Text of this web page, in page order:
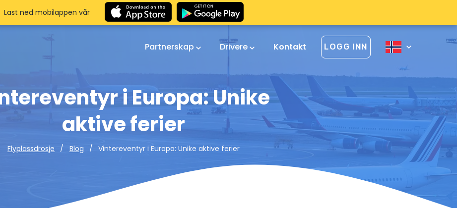
Partnerskap Drivere Kontakt LOGG INN
i Europa: Unike
aktive ferier
Flyplassdrosje Blog Vintereventyr i Europa: Unike aktive ferier
Last ned mobilappen vår